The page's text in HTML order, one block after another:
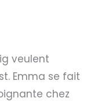
veulent
Emma se fait
chez